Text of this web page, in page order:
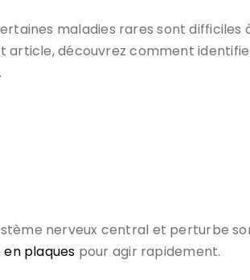
maladies rares sont difficiles
article, découvrez comment
nerveux central et perturbe
en plaques pour agir rapidement.